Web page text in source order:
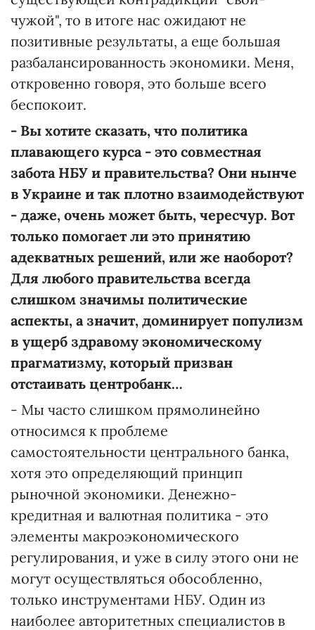
чужой", то в итоге нас ожидают не
позитивные результаты, а еще большая
разбалансированность экономики. Меня,
откровенно говоря, это больше всего
беспокоит.
- Вы хотите сказать, что политика
плавающего курса - это совместная
забота НБУ и правительства? Они нынче
в Украине и так плотно взаимодействуют
- даже, очень может быть, чересчур. Вот
только помогает ли это принятию
адекватных решений, или же наоборот?
Для любого правительства всегда
слишком значимы политические
аспекты, а значит, доминирует популизм
в ущерб здравому экономическому
прагматизму, который призван
отстаивать центробанк…
- Мы часто слишком прямолинейно
относимся к проблеме
самостоятельности центрального банка,
хотя это определяющий принцип
рыночной экономики. Денежно-
кредитная и валютная политика - это
элементы макроэкономического
регулирования, и уже в силу этого они не
могут осуществляться обособленно,
только инструментами НБУ. Один из
наиболее авторитетных специалистов в